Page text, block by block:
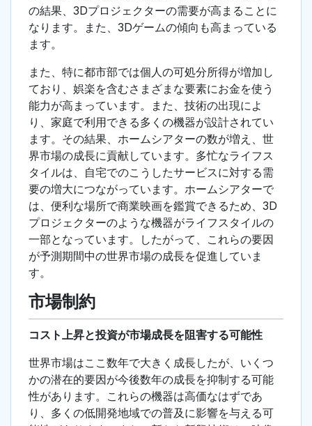
の結果、3Dプロジェクターの需要が高まることに
なります。また、3Dゲームの傾向も高まっている
ます。
また、特に都市部では個人の可処分所得が増加し
ており、娯楽を含むさまざまな要素にお金を使う
能力が高まっています。また、技術の出現によ
り、家庭で利用できる多くの機器が設計されてい
ます。その結果、ホームシアターの数が増え、世
界市場の成長に貢献しています。多忙なライフス
タイルは、自宅でのこうしたサービスに対する需
要の増大につながっています。ホームシアターで
は、便利な場所で商業映画を鑑賞できるため、3D
プロジェクターのような機器がライフスタイルの
一部となっています。したがって、これらの要因
が予測期間中の世界市場の成長を促進していま
す。
市場制約
コスト上昇と投資が市場成長を阻害する可能性
世界市場はここ数年で大きく成長したが、いくつ
かの潜在的要因が今後数年の成長を抑制する可能
性があります。これらの機器は高価なはずであ
り、多くの低開発地域での普及に影響を与える可